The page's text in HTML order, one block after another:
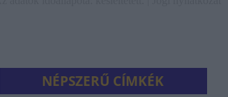
NÉPSZERŰ CÍMKÉK